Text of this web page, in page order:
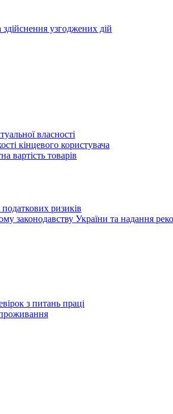
узгоджених дій
власності
кінцевого користувача
вартість товарів
ризиків
законодавству України та надання
з питань праці